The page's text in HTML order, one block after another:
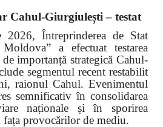
Cahul-Giurgiulești – testat
Întreprinderea de Stat
a efectuat testarea
importanță strategică Cahul-
segmentul recent restabilit
raionul Cahul. Evenimentul
semnificativ în consolidarea
naționale și în sporirea
fața provocărilor de mediu.